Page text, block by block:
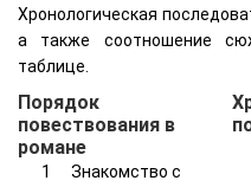
Хронологическая
а также соотношение
таблице.
Порядок
повествования в
романе
Знакомство с